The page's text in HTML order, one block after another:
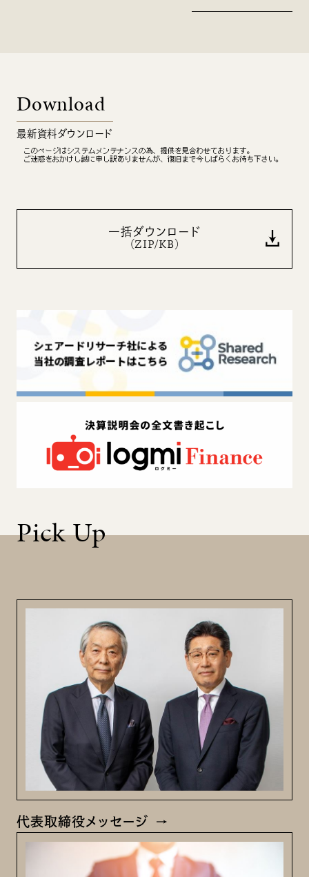
最新資料ダウンロード
Download
一括ダウンロード
（ZIP/KB）
Pick Up
代表取締役メッセージ